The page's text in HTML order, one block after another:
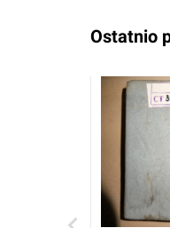
Ostatnio